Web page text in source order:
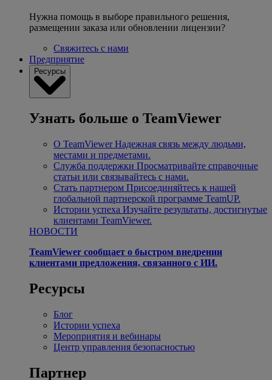
Нужна помощь в выборе правильного решения,
размещении заказа или обновлении лицензии?
Свяжитесь с нами
Предприятие
Ресурсы
Узнать больше о TeamViewer
О TeamViewer Надежная связь между людьми,
местами и предметами.
Служба поддержки Просматривайте справочные
статьи или связывайтесь с нами.
Стать партнером Присоединяйтесь к нашей
глобальной партнерской программе TeamUP.
Истории успеха Изучайте результаты, достигнутые
клиентами TeamViewer.
НОВОСТИ
TeamViewer сообщает о быстром внедрении
клиентами предложения, связанного с ИИ.
Ресурсы
Блог
Истории успеха
Мероприятия и вебинары
Центр управления безопасностью
Партнер